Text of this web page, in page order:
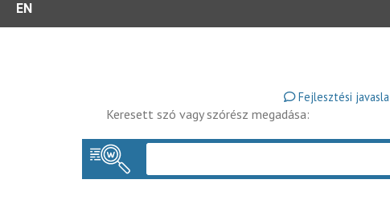
EN
Fejlesztési
Keresett szó vagy szórész megadása: